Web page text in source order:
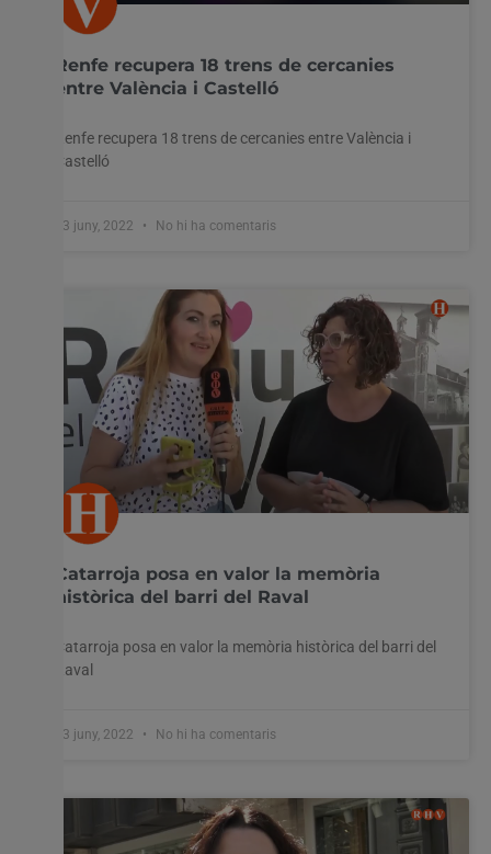
Renfe recupera 18 trens de cercanies
entre València i Castelló
Renfe recupera 18 trens de cercanies entre València i
Castelló
23 juny, 2022 No hi ha comentaris
Catarroja posa en valor la memòria
històrica del barri del Raval
Catarroja posa en valor la memòria històrica del barri del
Raval
23 juny, 2022 No hi ha comentaris